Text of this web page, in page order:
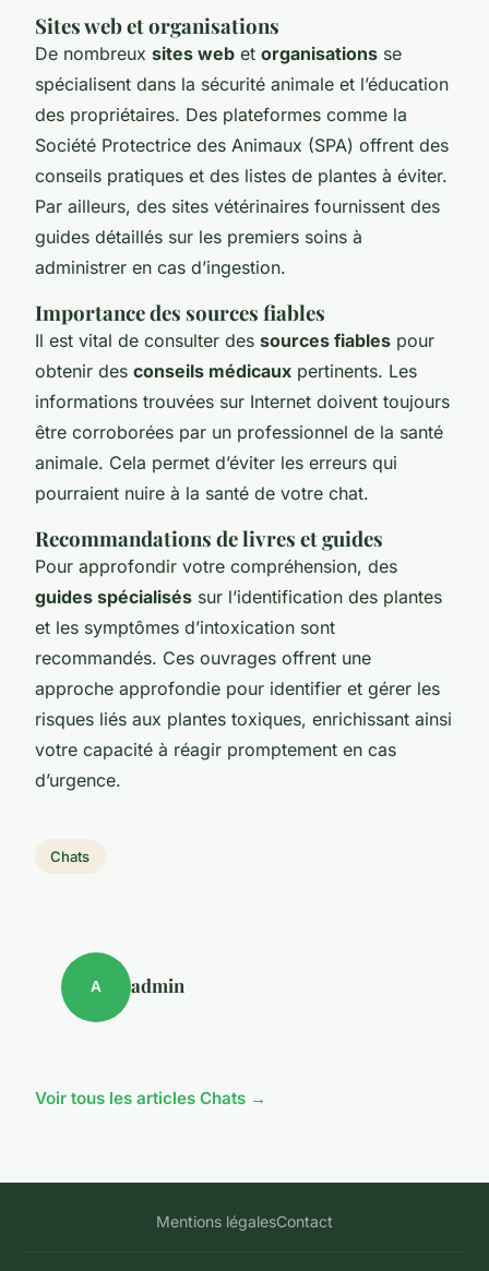
Sites web et organisations
De nombreux sites web et organisations se
spécialisent dans la sécurité animale et l’éducation
des propriétaires. Des plateformes comme la
Société Protectrice des Animaux (SPA) offrent des
conseils pratiques et des listes de plantes à éviter.
Par ailleurs, des sites vétérinaires fournissent des
guides détaillés sur les premiers soins à
administrer en cas d’ingestion.
Importance des sources fiables
Il est vital de consulter des sources fiables pour
obtenir des conseils médicaux pertinents. Les
informations trouvées sur Internet doivent toujours
être corroborées par un professionnel de la santé
animale. Cela permet d’éviter les erreurs qui
pourraient nuire à la santé de votre chat.
Recommandations de livres et guides
Pour approfondir votre compréhension, des
guides spécialisés sur l’identification des plantes
et les symptômes d’intoxication sont
recommandés. Ces ouvrages offrent une
approche approfondie pour identifier et gérer les
risques liés aux plantes toxiques, enrichissant ainsi
votre capacité à réagir promptement en cas
d’urgence.
Chats
A admin
Voir tous les articles Chats →
Mentions légalesContact